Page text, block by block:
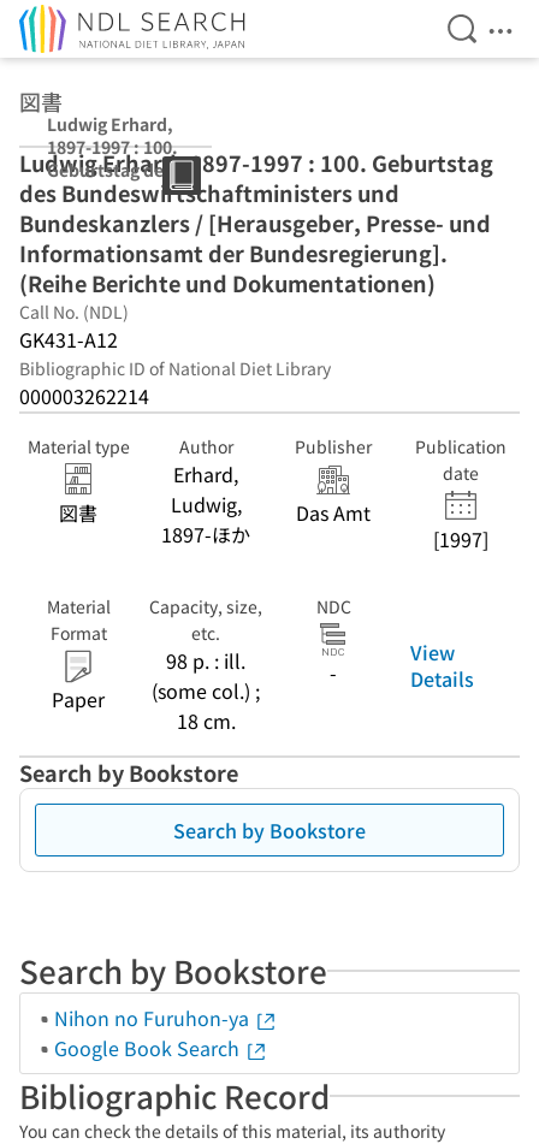
Open
図書
Ludwig Erhard,
1897-1997 : 100.
Geburtstag des
Bundeswirtscha
ftministers und
Bundeskanzlers
/ [Herausgeber,
Presse- und
Informationsam
t der
Bundesregierun
g]. (Reihe
Berichte und
Dokumentation
en)
Ludwig Erhard, 1897-1997 : 100. Geburtstag
des Bundeswirtschaftministers und
Bundeskanzlers / [Herausgeber, Presse- und
Informationsamt der Bundesregierung].
(Reihe Berichte und Dokumentationen)
Call No. (NDL)
GK431-A12
Bibliographic ID of National Diet Library
000003262214
Material type
図書
Author
Erhard,
Ludwig,
1897-ほか
Publisher
Das Amt
Publication
date
[1997]
Material
Format
Paper
Capacity, size,
etc.
98 p. : ill.
(some col.) ;
18 cm.
NDC
-
View
Details
Search by Bookstore
Search by Bookstore
Search by Bookstore
Nihon no Furuhon-ya
Google Book Search
Bibliographic Record
You can check the details of this material, its authority